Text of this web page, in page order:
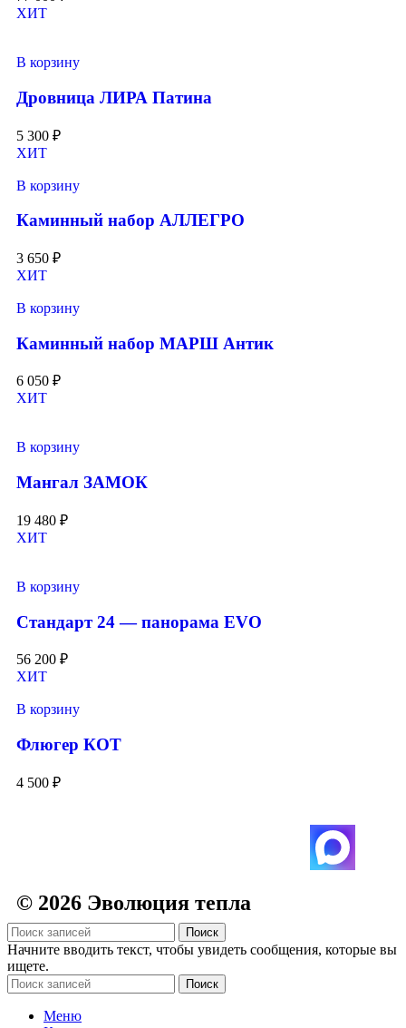
ХИТ
В корзину
Дровница ЛИРА Патина
5 300 ₽
ХИТ
В корзину
Каминный набор АЛЛЕГРО
3 650 ₽
ХИТ
В корзину
Каминный набор МАРШ Антик
6 050 ₽
ХИТ
В корзину
Мангал ЗАМОК
19 480 ₽
ХИТ
В корзину
Стандарт 24 — панорама EVO
56 200 ₽
ХИТ
В корзину
Флюгер КОТ
4 500 ₽
© 2026 Эволюция тепла
Поиск
Начните вводить текст, чтобы увидеть сообщения, которые вы
ищете.
Поиск
Меню